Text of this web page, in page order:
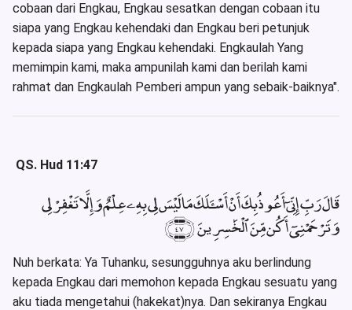
cobaan dari Engkau, Engkau sesatkan dengan cobaan itu
siapa yang Engkau kehendaki dan Engkau beri petunjuk
kepada siapa yang Engkau kehendaki. Engkaulah Yang
memimpin kami, maka ampunilah kami dan berilah kami
rahmat dan Engkaulah Pemberi ampun yang sebaik-baiknya".
QS. Hud 11:47
قَالَ رَبِّ إِنِّىٓ أَعُوذُ بِكَ أَنْ أَسْـَٔلَكَ مَا لَيْسَ لِى بِهِۦ عِلْمٌ وَإِلَّا تَغْفِرْ لِى
وَتَرْحَمْنِىٓ أَكُن مِّنَ ٱلْخَٰسِرِينَ ﴿٤٧﴾
Nuh berkata: Ya Tuhanku, sesungguhnya aku berlindung
kepada Engkau dari memohon kepada Engkau sesuatu yang
aku tiada mengetahui (hakekat)nya. Dan sekiranya Engkau